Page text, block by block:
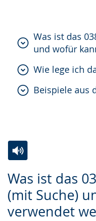
Was ist das
und wofür
Wie lege ich
Beispiele aus
Was ist das
(mit Suche)
verwendet
Leichten
Sprache
wechseln.
Audio-
Unterstützung.
Video
in
Deutscher